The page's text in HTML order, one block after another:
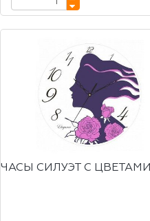
ЧАСЫ СИЛУЭТ С ЦВЕТАМИ